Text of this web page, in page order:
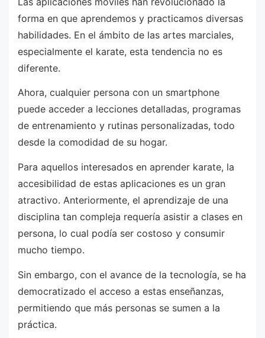
forma en que aprendemos y practicamos diversas
habilidades. En el ámbito de las artes marciales,
especialmente el karate, esta tendencia no es
diferente.
Ahora, cualquier persona con un smartphone
puede acceder a lecciones detalladas, programas
de entrenamiento y rutinas personalizadas, todo
desde la comodidad de su hogar.
Para aquellos interesados en aprender karate, la
accesibilidad de estas aplicaciones es un gran
atractivo. Anteriormente, el aprendizaje de una
disciplina tan compleja requería asistir a clases en
persona, lo cual podía ser costoso y consumir
mucho tiempo.
Sin embargo, con el avance de la tecnología, se ha
democratizado el acceso a estas enseñanzas,
permitiendo que más personas se sumen a la
práctica.